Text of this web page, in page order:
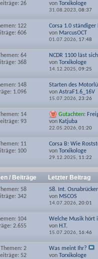
26
von Torxikologe
31.08.2023, 08:37
122
606
Corsa 1.0
von MarcusOCT
01.07.2026, 17:48
64
368
NCDR 1100 läst
von Torxikologe
14.12.2025, 09:25
148
1.096
Starten des
von AstraF1.6_16V
15.07.2026, 23:26
14
93
Gutachten:
von Katjuba
22.05.2026, 01:20
11
100
Corsa B: Wie
von Torxikologe
29.12.2025, 11:22
/ Beiträge Letzter Beitrag
58
342
58. Int. Osnabrücker
von MSCOS
14.07.2026, 20:01
104
2.655
Welche Musik hört
von H.T.
15.07.2026, 16:46
Themen: 2
52
Was meint Ihr?
von Torxikologe